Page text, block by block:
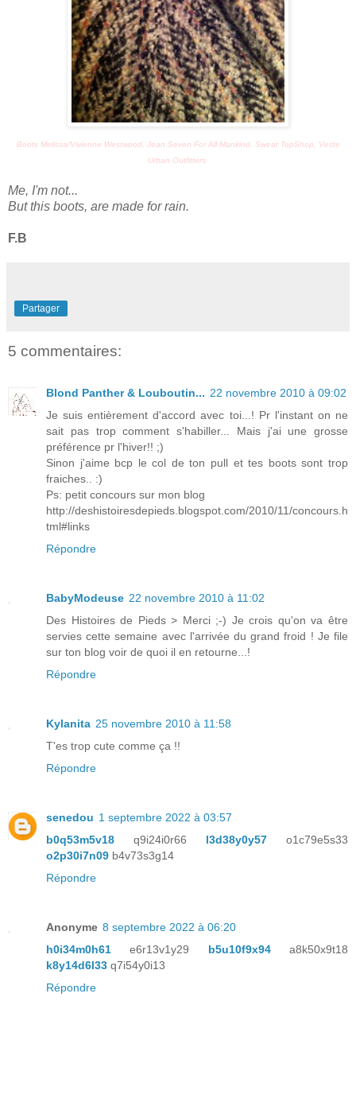
Boots Melissa/Vivienne Westwood, Jean Seven For All Mankind, Sweat TopShop, Veste
Urban Outfitters.
Me, I'm not...
But this boots, are made for rain.
F.B
Partager
5 commentaires:
Blond Panther & Louboutin... 22 novembre 2010 à 09:02
Je suis entièrement d'accord avec toi...! Pr l'instant on ne
sait pas trop comment s'habiller... Mais j'ai une grosse
préférence pr l'hiver!! ;)
Sinon j'aime bcp le col de ton pull et tes boots sont trop
fraiches.. :)
Ps: petit concours sur mon blog
http://deshistoiresdepieds.blogspot.com/2010/11/concours.h
tml#links
Répondre
BabyModeuse 22 novembre 2010 à 11:02
Des Histoires de Pieds > Merci ;-) Je crois qu'on va être
servies cette semaine avec l'arrivée du grand froid ! Je file
sur ton blog voir de quoi il en retourne...!
Répondre
Kylanita 25 novembre 2010 à 11:58
T'es trop cute comme ça !!
Répondre
senedou 1 septembre 2022 à 03:57
b0q53m5v18 q9i24i0r66 l3d38y0y57 o1c79e5s33
o2p30i7n09 b4v73s3g14
Répondre
Anonyme 8 septembre 2022 à 06:20
h0i34m0h61e6r13v1y29 b5u10f9x94a8k50x9t18
k8y14d6l33 q7i54y0i13
Répondre